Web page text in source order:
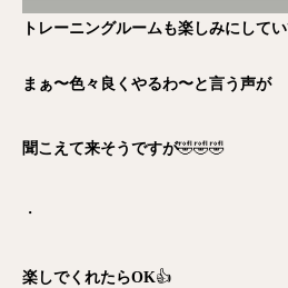
トレーニングルームも楽しみにして
まぁ〜色々良くやるわ〜と言う声が
聞こえて来そうですが🤣🤣🤣
・
楽しでくれたらOK👍